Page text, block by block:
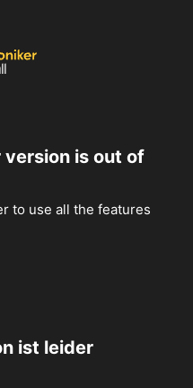
version is out of
to use all the features
ist leider